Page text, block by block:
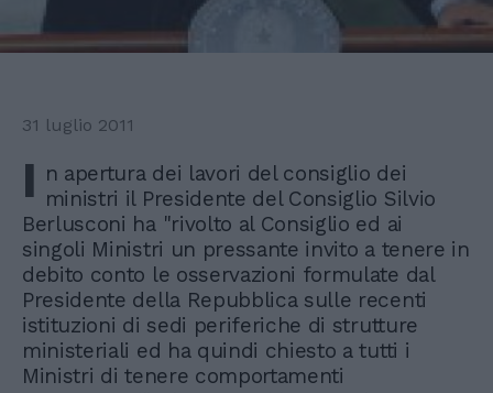
31 luglio 2011
I n apertura dei lavori del consiglio dei
ministri il Presidente del Consiglio Silvio
Berlusconi ha "rivolto al Consiglio ed ai
singoli Ministri un pressante invito a tenere in
debito conto le osservazioni formulate dal
Presidente della Repubblica sulle recenti
istituzioni di sedi periferiche di strutture
ministeriali ed ha quindi chiesto a tutti i
Ministri di tenere comportamenti